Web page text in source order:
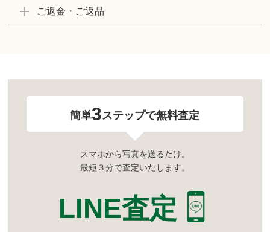
ご返金・ご返品
簡単3ステップで無料査定
スマホから写真を送るだけ。
最短３分で査定いたします。
LINE査定